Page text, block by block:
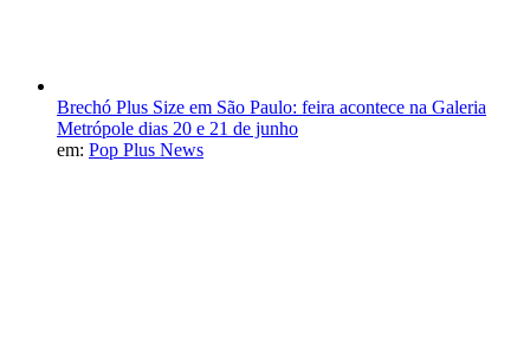
Brechó Plus Size em São Paulo: feira acontece na Galeria
Metrópole dias 20 e 21 de junho
em: Pop Plus News